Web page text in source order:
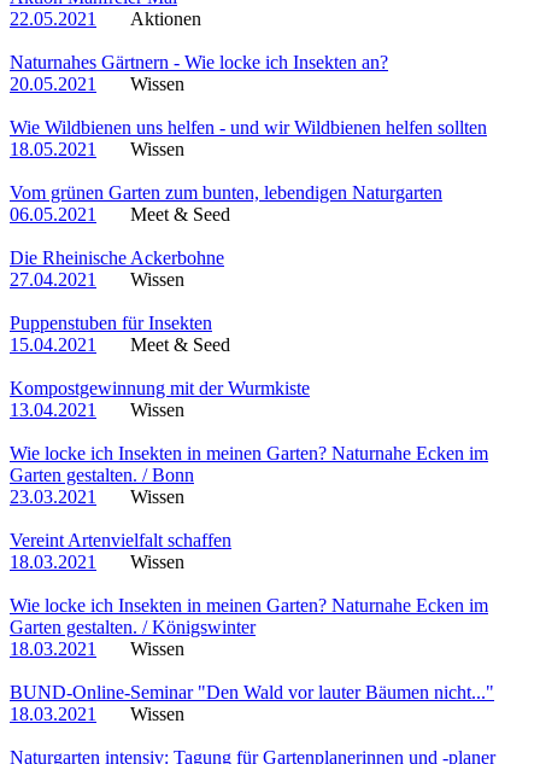
22.05.2021
Aktionen
Naturnahes Gärtnern - Wie locke ich Insekten an?
20.05.2021
Wissen
Wie Wildbienen uns helfen - und wir Wildbienen helfen sollten
18.05.2021
Wissen
Vom grünen Garten zum bunten, lebendigen Naturgarten
06.05.2021
Meet & Seed
Die Rheinische Ackerbohne
27.04.2021
Wissen
Puppenstuben für Insekten
15.04.2021
Meet & Seed
Kompostgewinnung mit der Wurmkiste
13.04.2021
Wissen
Wie locke ich Insekten in meinen Garten? Naturnahe Ecken im
Garten gestalten. / Bonn
23.03.2021
Wissen
Vereint Artenvielfalt schaffen
18.03.2021
Wissen
Wie locke ich Insekten in meinen Garten? Naturnahe Ecken im
Garten gestalten. / Königswinter
18.03.2021
Wissen
BUND-Online-Seminar "Den Wald vor lauter Bäumen nicht..."
18.03.2021
Wissen
Naturgarten intensiv: Tagung für Gartenplanerinnen und -planer